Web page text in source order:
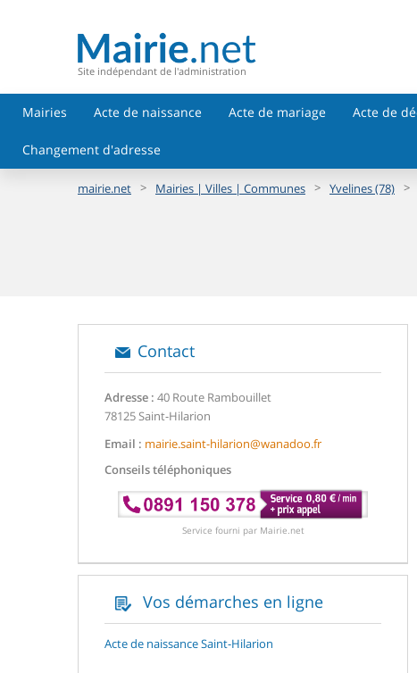
Site indépendant de l'administration
Mairies Acte de naissance Acte de mariage Acte de
Changement d'adresse
mairie.net > Mairies | Villes | Communes > Yvelines (78) >
Contact
Adresse : 40 Route Rambouillet
78125 Saint-Hilarion
Email : mairie.saint-hilarion@wanadoo.fr
Conseils téléphoniques
Service fourni par Mairie.net
Vos démarches en ligne
Acte de naissance Saint-Hilarion